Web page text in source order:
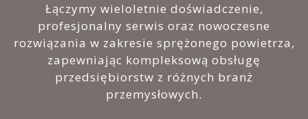
Łączymy wieloletnie doświadczenie,
profesjonalny serwis oraz nowoczesne
rozwiązania w zakresie sprężonego powietrza,
zapewniając kompleksową obsługę
przedsiębiorstw z różnych branż
przemysłowych.